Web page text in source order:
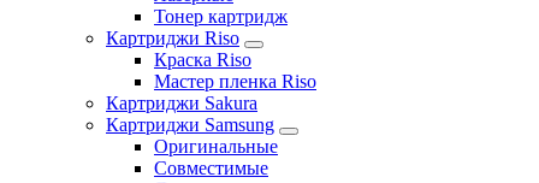
Тонер картридж
Картриджи Riso
Краска Riso
Мастер пленка Riso
Картриджи Sakura
Картриджи Samsung
Оригинальные
Совместимые